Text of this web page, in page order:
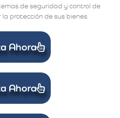
de seguridad y control de
protección de sus bienes.
Ahora
Ahora